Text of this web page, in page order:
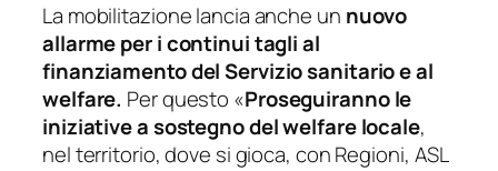
La mobilitazione lancia anche un nuovo
allarme per i continui tagli al
finanziamento del Servizio sanitario e al
welfare. Per questo «Proseguiranno le
iniziative a sostegno del welfare locale,
nel territorio, dove si gioca, con Regioni, ASL